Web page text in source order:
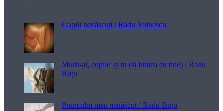
Copiii nenăscuți / Radu Voinescu
Murit-ai, copile, și tu (și lumea cu tine) / Radu
Buțu
Pruncului meu nenăscut / Radu Buțu